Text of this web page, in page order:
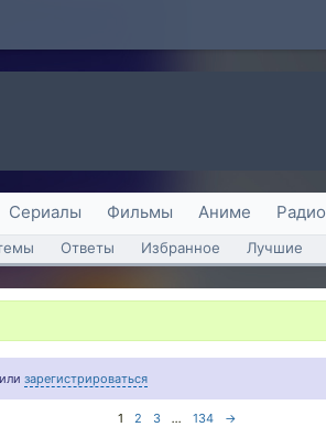
Сериалы Фильмы Аниме Радио
Ответы Избранное Лучшие
или зарегистрироваться
1 2 3 ... 134 →